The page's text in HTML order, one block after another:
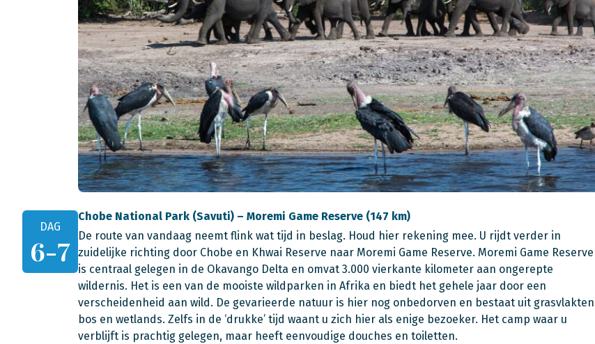
DAG
6-7
Chobe National Park (Savuti) – Moremi Game Reserve (147 km)
De route van vandaag neemt flink wat tijd in beslag. Houd hier rekening mee. U rijdt verder in
zuidelijke richting door Chobe en Khwai Reserve naar Moremi Game Reserve. Moremi Game Reserve
is centraal gelegen in de Okavango Delta en omvat 3.000 vierkante kilometer aan ongerepte
wildernis. Het is een van de mooiste wildparken in Afrika en biedt het gehele jaar door een
verscheidenheid aan wild. De gevarieerde natuur is hier nog onbedorven en bestaat uit
bos en wetlands. Zelfs in de ‘drukke’ tijd waant u zich hier als enige bezoeker. Het camp waar u
verblijft is prachtig gelegen, maar heeft eenvoudige douches en toiletten.